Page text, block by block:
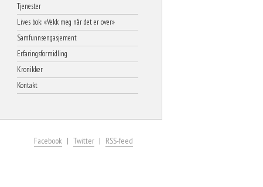
Tjenester
Lives bok: «Vekk meg når det er over»
Samfunnsengasjement
Erfaringsformidling
Kronikker
Kontakt
Facebook Twitter RSS-feed